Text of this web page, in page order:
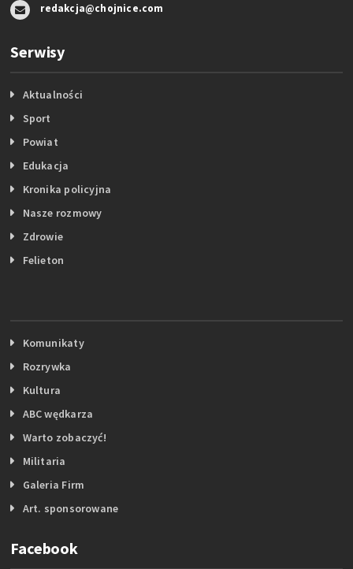
redakcja@chojnice.com
Serwisy
Aktualności
Sport
Powiat
Edukacja
Kronika policyjna
Nasze rozmowy
Zdrowie
Felieton
Komunikaty
Rozrywka
Kultura
ABC wędkarza
Warto zobaczyć!
Militaria
Galeria Firm
Art. sponsorowane
Facebook